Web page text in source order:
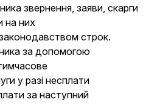
звернення, заяви, скарги
на них
строк.
за допомогою
у разі несплати
за наступний